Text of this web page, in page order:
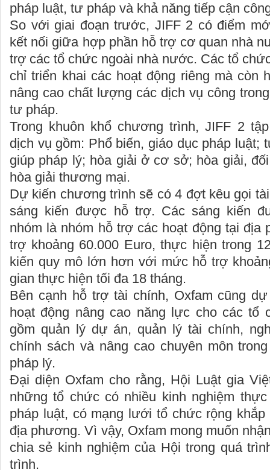
pháp luật, tư pháp và khả năng tiếp cận
So với giai đoạn trước, JIFF 2 có điểm
kết nối giữa hợp phần hỗ trợ cơ quan nhà
trợ các tổ chức ngoài nhà nước. Các tổ
chỉ triển khai các hoạt động riêng mà còn
nâng cao chất lượng các dịch vụ công
tư pháp.
Trong khuôn khổ chương trình, JIFF 2
dịch vụ gồm: Phổ biến, giáo dục pháp luật;
giúp pháp lý; hòa giải ở cơ sở; hòa giải,
hòa giải thương mại.
Dự kiến chương trình sẽ có 4 đợt kêu gọi
sáng kiến được hỗ trợ. Các sáng kiến
nhóm là nhóm hỗ trợ các hoạt động tại
trợ khoảng 60.000 Euro, thực hiện trong
kiến quy mô lớn hơn với mức hỗ trợ
gian thực hiện tối đa 18 tháng.
Bên cạnh hỗ trợ tài chính, Oxfam cũng
hoạt động nâng cao năng lực cho các tổ
gồm quản lý dự án, quản lý tài chính,
chính sách và nâng cao chuyên môn
pháp lý.
Đại diện Oxfam cho rằng, Hội Luật gia
những tổ chức có nhiều kinh nghiệm
pháp luật, có mạng lưới tổ chức rộng
địa phương. Vì vậy, Oxfam mong muốn
chia sẻ kinh nghiệm của Hội trong quá
trình.